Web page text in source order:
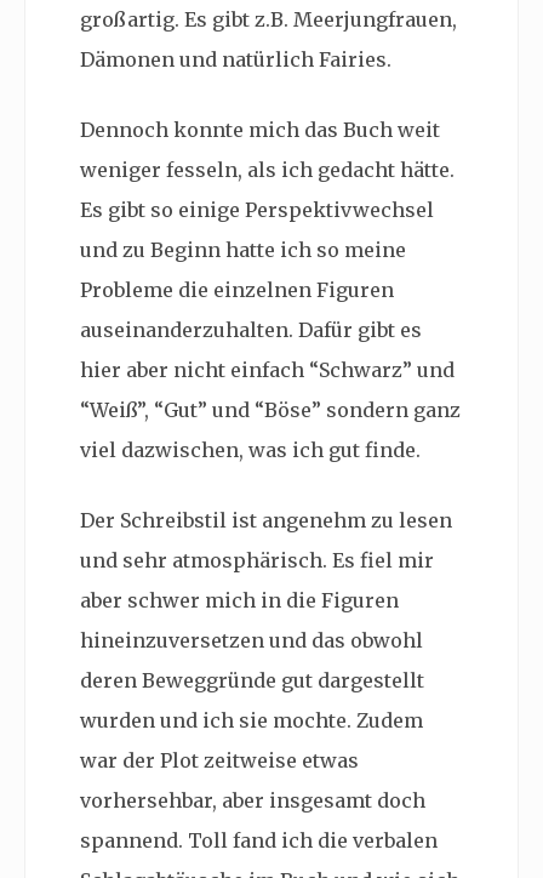
großartig. Es gibt z.B. Meerjungfrauen,
Dämonen und natürlich Fairies.
Dennoch konnte mich das Buch weit
weniger fesseln, als ich gedacht hätte.
Es gibt so einige Perspektivwechsel
und zu Beginn hatte ich so meine
Probleme die einzelnen Figuren
auseinanderzuhalten. Dafür gibt es
hier aber nicht einfach “Schwarz” und
“Weiß”, “Gut” und “Böse” sondern ganz
viel dazwischen, was ich gut finde.
Der Schreibstil ist angenehm zu lesen
und sehr atmosphärisch. Es fiel mir
aber schwer mich in die Figuren
hineinzuversetzen und das obwohl
deren Beweggründe gut dargestellt
wurden und ich sie mochte. Zudem
war der Plot zeitweise etwas
vorhersehbar, aber insgesamt doch
spannend. Toll fand ich die verbalen